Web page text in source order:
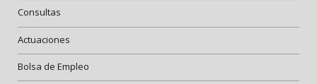
Consultas
Actuaciones
Bolsa de Empleo